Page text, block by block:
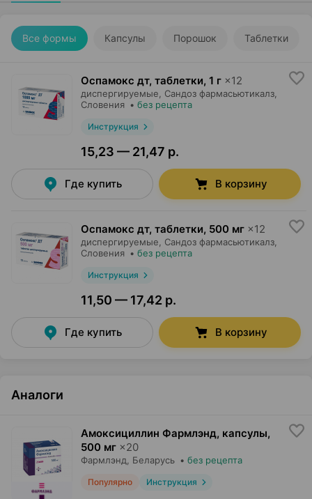
Все формы Капсулы Порошок Таблетки
Оспамокс дт, таблетки, 1 г ×12
диспергируемые, Сандоз фармасьютикалз
Словения • без рецепта
Инструкция
15,23 — 21,47 р.
Где купить В корзину
Оспамокс дт, таблетки, 500 мг ×12
диспергируемые, Сандоз фармасьютикалз
Словения • без рецепта
Инструкция
11,50 — 17,42 р.
Где купить В корзину
Аналоги
Амоксициллин Фармлэнд, капсулы,
500 мг ×20
Фармлэнд , Беларусь • без рецепта
Популярно Инструкция